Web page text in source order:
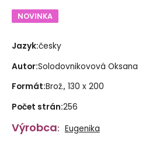
NOVINKA
Jazyk:česky
Autor:Solodovnikovová Oksana
Formát:Brož., 130 x 200
Počet strán:256
Výrobca: Eugenika